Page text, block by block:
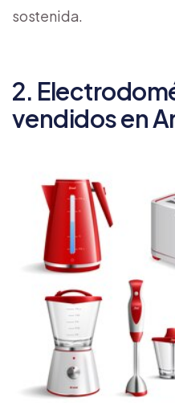
sostenida.
2.
vendidos en